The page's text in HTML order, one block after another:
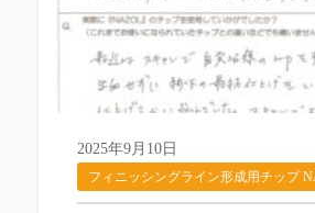
2025年9月10日
フィニッシングライン形成用チップ